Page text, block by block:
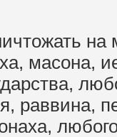
на
масона,
раввина,